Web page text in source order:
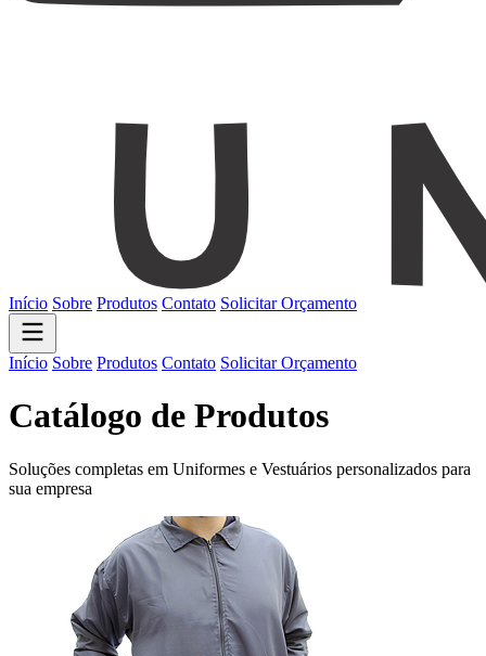
Início Sobre Produtos Contato Solicitar Orçamento
Início Sobre Produtos Contato Solicitar Orçamento
Catálogo de Produtos
Soluções completas em Uniformes e Vestuários personalizados para
sua empresa